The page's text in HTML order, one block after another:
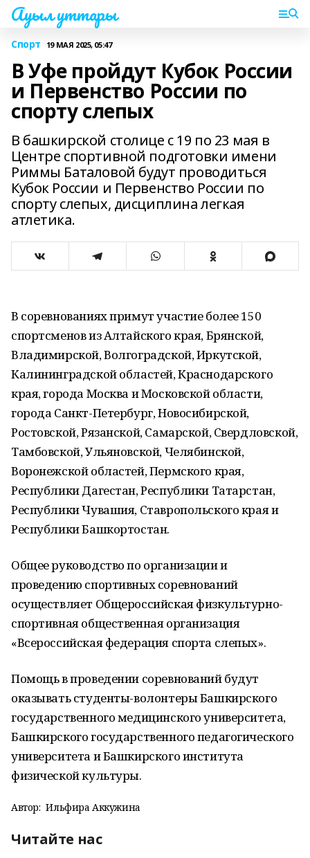
Ауыл уттары
Спорт 19 МАЯ 2025, 05:47
В Уфе пройдут Кубок России
и Первенство России по
спорту слепых
В башкирской столице с 19 по 23 мая в
Центре спортивной подготовки имени
Риммы Баталовой будут проводиться
Кубок России и Первенство России по
спорту слепых, дисциплина легкая
атлетика.
В соревнованиях примут участие более 150
спортсменов из Алтайского края, Брянской,
Владимирской, Волгоградской, Иркутской,
Калининградской областей, Краснодарского
края, города Москва и Московской области,
города Санкт-Петербург, Новосибирской,
Ростовской, Рязанской, Самарской, Свердловской,
Тамбовской, Ульяновской, Челябинской,
Воронежской областей, Пермского края,
Республики Дагестан, Республики Татарстан,
Республики Чувашия, Ставропольского края и
Республики Башкортостан.
Общее руководство по организации и
проведению спортивных соревнований
осуществляет Общероссийская физкультурно-
спортивная общественная организация
«Всероссийская федерация спорта слепых».
Помощь в проведении соревнований будут
оказывать студенты-волонтеры Башкирского
государственного медицинского университета,
Башкирского государственного педагогического
университета и Башкирского института
физической культуры.
Автор: Ильфира Аккужина
Читайте нас